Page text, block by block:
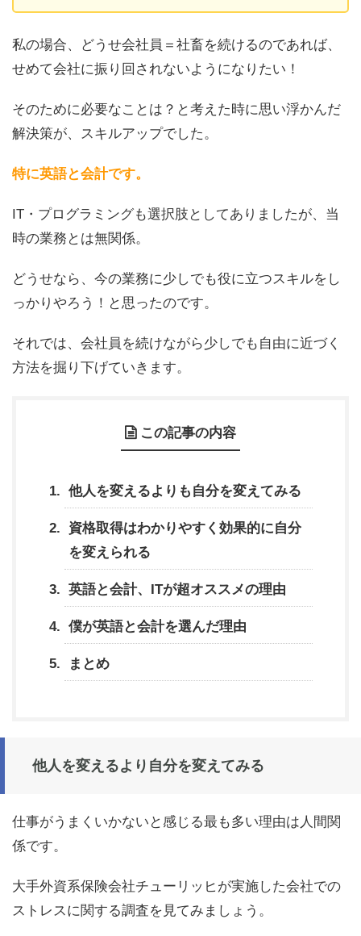
私の場合、どうせ会社員＝社畜を続けるのであれば、
せめて会社に振り回されないようになりたい！
そのために必要なことは？と考えた時に思い浮かんだ
解決策が、スキルアップでした。
特に英語と会計です。
IT・プログラミングも選択肢としてありましたが、当
時の業務とは無関係。
どうせなら、今の業務に少しでも役に立つスキルをし
っかりやろう！と思ったのです。
それでは、会社員を続けながら少しでも自由に近づく
方法を掘り下げていきます。
この記事の内容
他人を変えるよりも自分を変えてみる
資格取得はわかりやすく効果的に自分
を変えられる
英語と会計、ITが超オススメの理由
僕が英語と会計を選んだ理由
まとめ
他人を変えるより自分を変えてみる
仕事がうまくいかないと感じる最も多い理由は人間関
係です。
大手外資系保険会社チューリッヒが実施した会社での
ストレスに関する調査を見てみましょう。